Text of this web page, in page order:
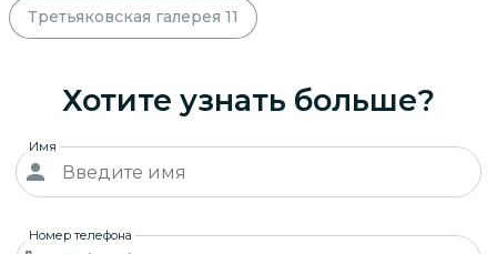
Третьяковская галерея 11
Хотите узнать больше?
Имя
Номер телефона